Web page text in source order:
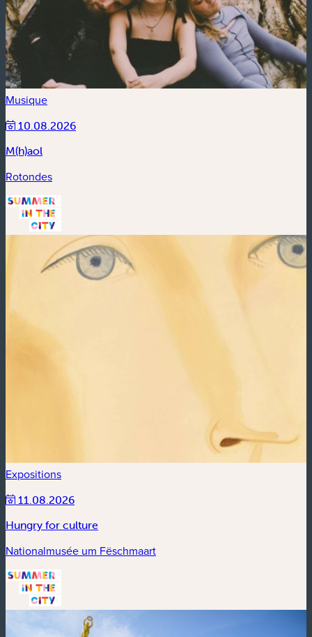
Musique
10.08.2026
M(h)aol
Rotondes
Expositions
11.08.2026
Hungry for culture
Nationalmusée um Fëschmaart